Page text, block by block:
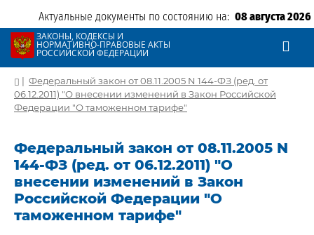
Актуальные документы по состоянию на: 08 августа 2026
ЗАКОНЫ, КОДЕКСЫ И
НОРМАТИВНО-ПРАВОВЫЕ АКТЫ
РОССИЙСКОЙ ФЕДЕРАЦИИ
| Федеральный закон от 08.11.2005 N 144-ФЗ (ред. от
06.12.2011) "О внесении изменений в Закон Российской
Федерации "О таможенном тарифе"
Федеральный закон от 08.11.2005 N
144-ФЗ (ред. от 06.12.2011) "О
внесении изменений в Закон
Российской Федерации "О
таможенном тарифе"